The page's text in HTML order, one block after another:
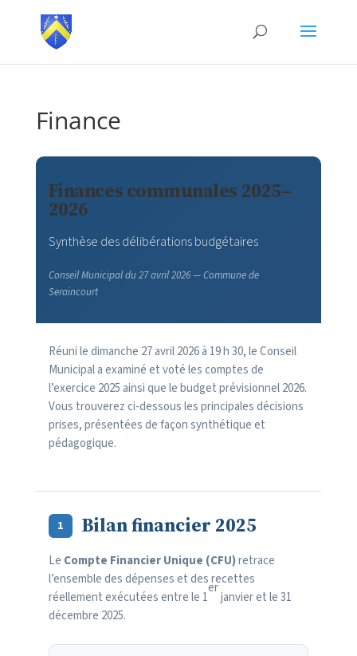
Finance
Finances communales 2025–
2026
Synthèse des délibérations budgétaires
Conseil Municipal du 27 avril 2026 — Commune de
Seraincourt
Réuni le dimanche 27 avril 2026 à 19 h 30, le Conseil
Municipal a examiné et voté les comptes de
l’exercice 2025 ainsi que le budget prévisionnel 2026.
Vous trouverez ci-dessous les principales décisions
prises, présentées de façon synthétique et
pédagogique.
1 Bilan financier 2025
Le Compte Financier Unique (CFU)retrace
l’ensemble des dépenses et des recettes
réellement exécutées entre le 1
er
janvier et le 31
décembre 2025.